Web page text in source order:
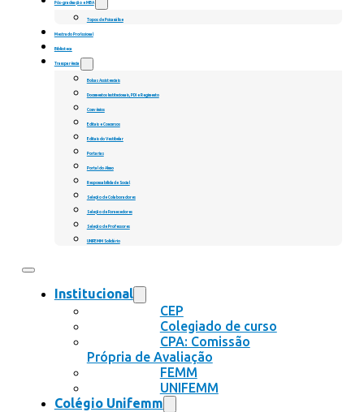
Pós-graduação e MBA
Topos de Psicanálise
Mestrado Profissional
Biblioteca
Transparência
Bolsas Assistenciais
Documentos Institucionais, PDI e Regimento
Convênios
Editais e Concursos
Editais do Vestibular
Portarias
Portal do Aluno
Responsabilidade Social
Seleção de Colaboradores
Seleção de Fornecedores
Seleção de Professores
UNIFEMM Solidário
Institucional
CEP
Colegiado de curso
CPA: Comissão
Própria de Avaliação
FEMM
UNIFEMM
Colégio Unifemm